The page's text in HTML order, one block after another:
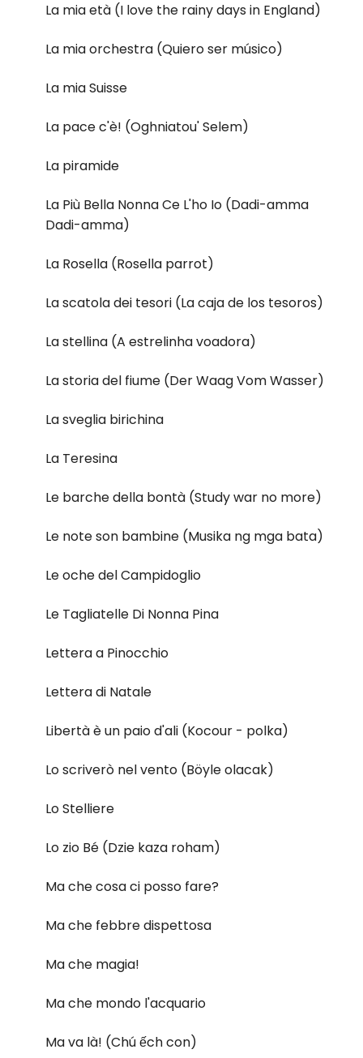
La mia età (I love the rainy days in England)
La mia orchestra (Quiero ser músico)
La mia Suisse
La pace c'è! (Oghniatou' Selem)
La piramide
La Più Bella Nonna Ce L'ho Io (Dadi-amma
Dadi-amma)
La Rosella (Rosella parrot)
La scatola dei tesori (La caja de los tesoros)
La stellina (A estrelinha voadora)
La storia del fiume (Der Waag Vom Wasser)
La sveglia birichina
La Teresina
Le barche della bontà (Study war no more)
Le note son bambine (Musika ng mga bata)
Le oche del Campidoglio
Le Tagliatelle Di Nonna Pina
Lettera a Pinocchio
Lettera di Natale
Libertà è un paio d'ali (Kocour - polka)
Lo scriverò nel vento (Böyle olacak)
Lo Stelliere
Lo zio Bé (Dzie kaza roham)
Ma che cosa ci posso fare?
Ma che febbre dispettosa
Ma che magia!
Ma che mondo l'acquario
Ma va là! (Chú ếch con)